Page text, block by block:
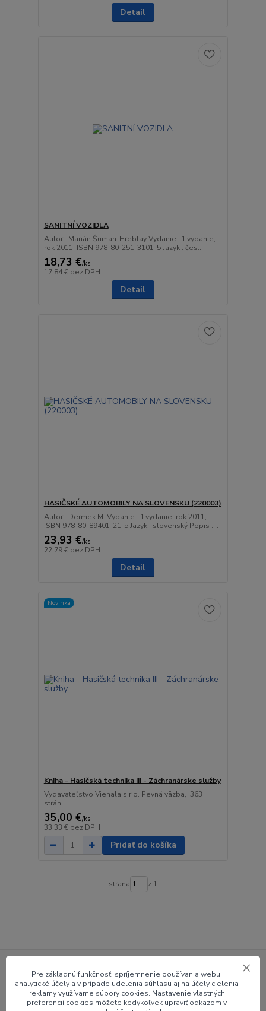
Detail
SANITNÍ VOZIDLA
Autor : Marián Šuman-Hreblay Vydanie : 1.vydanie,
rok 2011, ISBN 978-80-251-3101-5 Jazyk : čes...
18,73 €/ks
17,84 € bez DPH
Detail
HASIČSKÉ AUTOMOBILY NA SLOVENSKU (220003)
Autor : Dermek M. Vydanie : 1.vydanie, rok 2011,
ISBN 978-80-89401-21-5 Jazyk : slovenský Popis :...
23,93 €/ks
22,79 € bez DPH
Detail
Novinka
Kniha - Hasičská technika III - Záchranárske služby
Vydavateľstvo Vienala s.r.o. Pevná väzba, 363
strán.
35,00 €/ks
33,33 € bez DPH
Pridať do košíka
strana z 1
Už 24 rokov na trhu
Viac ako 22 000 zákazníkov
Pre základnú funkčnosť, spríjemnenie používania webu,
analytické účely a v prípade udelenia súhlasu aj na účely cielenia
reklamy využívame súbory cookies. Nastavenie vlastných
preferencií cookies môžete kedykoľvek upraviť odkazom v